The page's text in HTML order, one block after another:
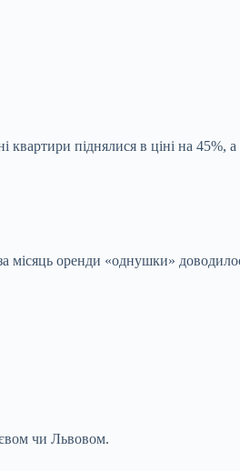
квартири піднялися в ціні на 45%,
місяць оренди «однушки»
чи Львовом.